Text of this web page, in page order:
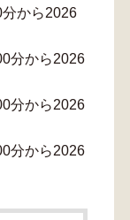
から2026
分から2026
分から2026
分から2026